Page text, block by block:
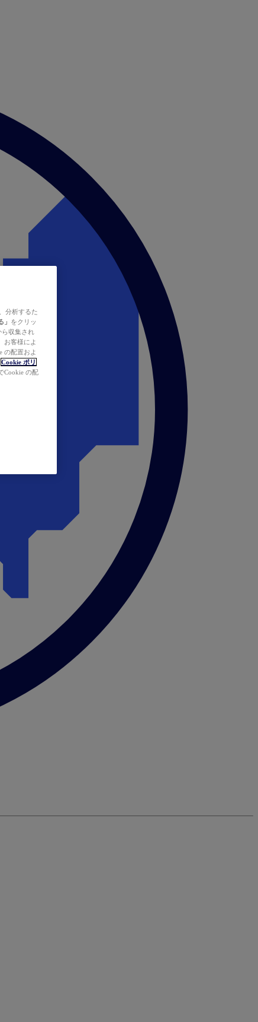
分析するた
」 をクリッ
ら収集され
お客様によ
の配置およ
Cookie ポリ
Cookie の配